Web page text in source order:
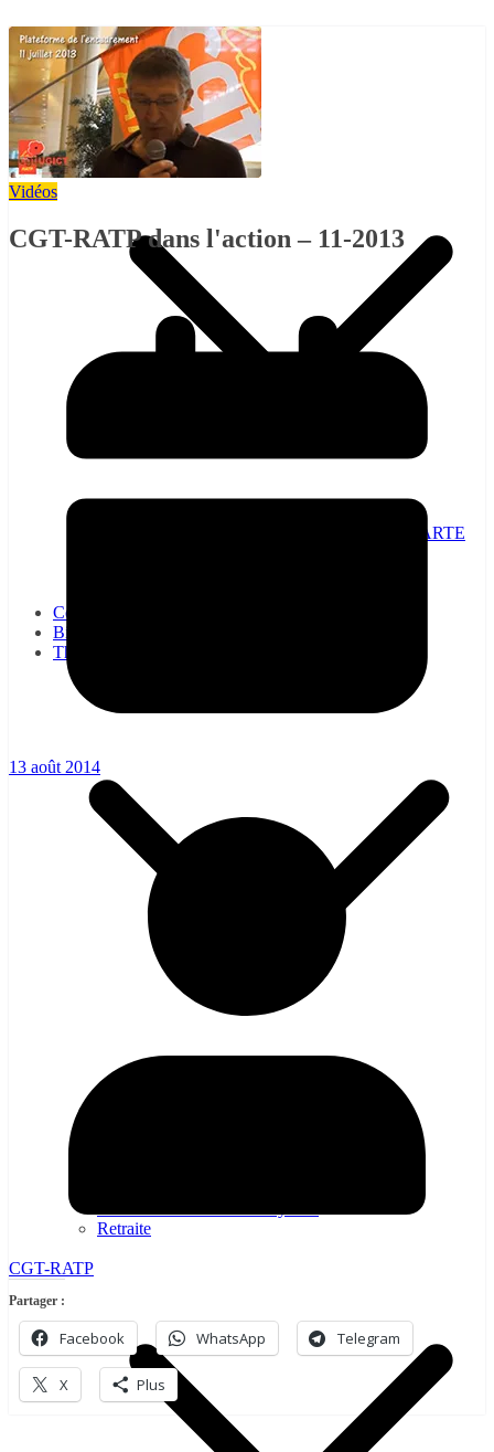
Pétitions
NON A LA SUPPRESSION DE LA CARTE
Communiqués
Bienvenue à la CGT-RATP
Thématiques
Retraite
Vidéos
CGT-RATP dans l'action – 11-2013
13 août 2014
CGT-RATP
Partager :
Facebook WhatsApp Telegram
X Plus